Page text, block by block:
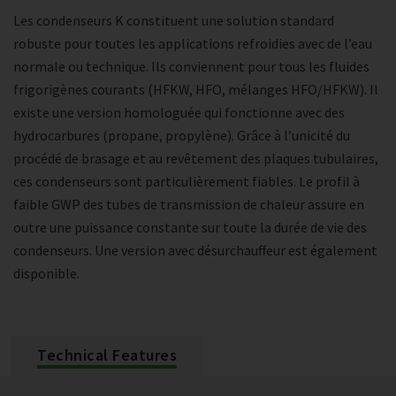
Les condenseurs K constituent une solution standard
robuste pour toutes les applications refroidies avec de l’eau
normale ou technique. Ils conviennent pour tous les fluides
frigorigènes courants (HFKW, HFO, mélanges HFO/HFKW). Il
existe une version homologuée qui fonctionne avec des
hydrocarbures (propane, propylène). Grâce à l’unicité du
procédé de brasage et au revêtement des plaques tubulaires,
ces condenseurs sont particulièrement fiables. Le profil à
faible GWP des tubes de transmission de chaleur assure en
outre une puissance constante sur toute la durée de vie des
condenseurs. Une version avec désurchauffeur est également
disponible.
Technical Features